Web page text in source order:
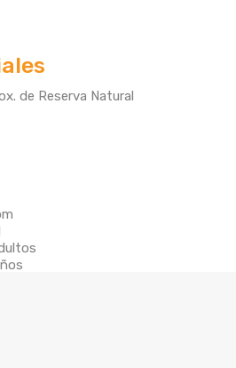
de Reserva Natural